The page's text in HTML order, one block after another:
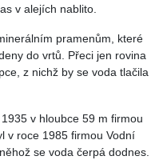
v alejích nablito.
pramenům, které
do vrtů. Přeci jen rovina
z nichž by se voda tlačila
v hloubce 59 m firmou
v roce 1985 firmou Vodní
se voda čerpá dodnes.